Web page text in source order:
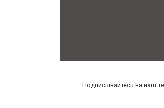
Подписывайтесь на наш